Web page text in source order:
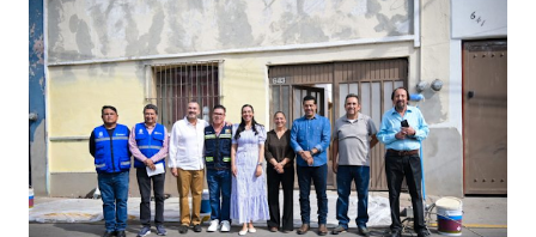
conoces ni la mitad de lo que deberías saber. Pero incluso
quienes ya han tenido relaciones sexuales no son expertos
o expertas en el tema. Siempre hay algo nuevo que
aprender y nuevas experiencias que conocer. Si eres una
chica y aún no has tenido relaciones sexuales, tal vez
pienses que el sexo será increíble y no puedas esperar para
experimentarlo, pero como cualquier persona con